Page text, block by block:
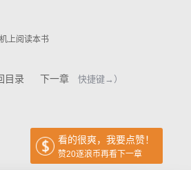
上阅读本书
目录 下一章 快捷键→）
看的很爽，我要点赞！
赞20逐浪币再看下一章